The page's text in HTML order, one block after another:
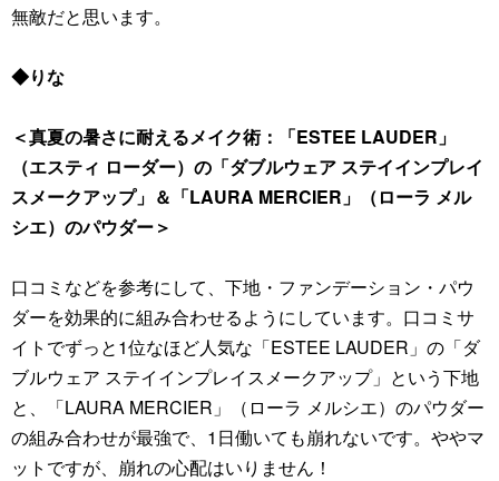
無敵だと思います。
◆りな
＜真夏の暑さに耐えるメイク術：「ESTEE LAUDER」
（エスティ ローダー）の「ダブルウェア ステイインプレイ
スメークアップ」＆「LAURA MERCIER」（ローラ メル
シエ）のパウダー＞
口コミなどを参考にして、下地・ファンデーション・パウ
ダーを効果的に組み合わせるようにしています。口コミサ
イトでずっと1位なほど人気な「ESTEE LAUDER」の「ダ
ブルウェア ステイインプレイスメークアップ」という下地
と、「LAURA MERCIER」（ローラ メルシエ）のパウダー
の組み合わせが最強で、1日働いても崩れないです。ややマ
ットですが、崩れの心配はいりません！